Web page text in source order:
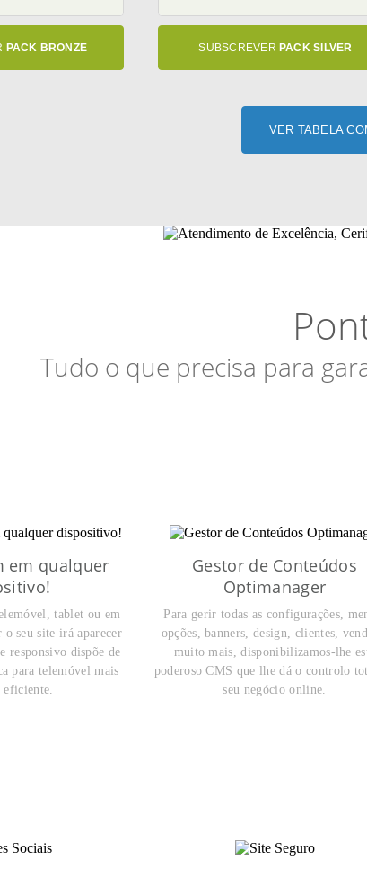
PACK BRONZE SUBSCREVER PACK SILVER
VER TABELA
Tudo o que precisa para
em qualquer
tablet ou em
seu site irá aparecer
responsivo dispõe de
para telemóvel mais
eficiente.
Gestor de Conteúdos
Optimanager
Para gerir todas as configurações,
opções, banners, design, clientes,
muito mais, disponibilizamos-lhe
poderoso CMS que lhe dá o controlo
seu negócio online.